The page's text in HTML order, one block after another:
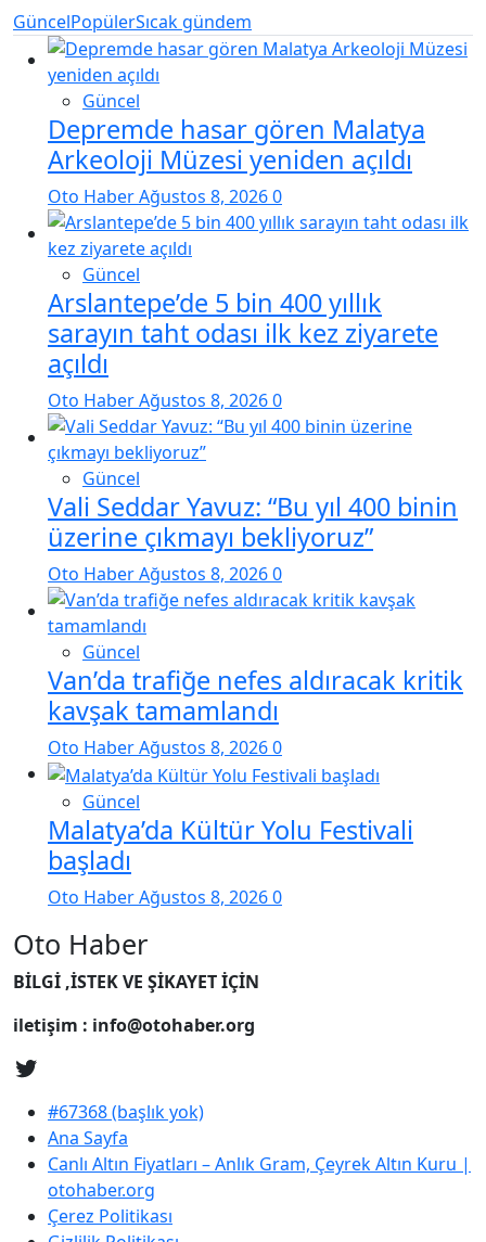
GüncelPopülerSıcak gündem
Güncel
Depremde hasar gören Malatya
Arkeoloji Müzesi yeniden açıldı
Oto HaberAğustos 8, 20260
Güncel
Arslantepe’de 5 bin 400 yıllık
sarayın taht odası ilk kez ziyarete
açıldı
Oto HaberAğustos 8, 20260
Güncel
Vali Seddar Yavuz: “Bu yıl 400 binin
üzerine çıkmayı bekliyoruz”
Oto HaberAğustos 8, 20260
Güncel
Van’da trafiğe nefes aldıracak kritik
kavşak tamamlandı
Oto HaberAğustos 8, 20260
Güncel
Malatya’da Kültür Yolu Festivali
başladı
Oto HaberAğustos 8, 20260
Oto Haber
BİLGİ ,İSTEK VE ŞİKAYET İÇİN
iletişim : info@otohaber.org
#67368 (başlık yok)
Ana Sayfa
Canlı Altın Fiyatları – Anlık Gram, Çeyrek Altın Kuru |
otohaber.org
Çerez Politikası